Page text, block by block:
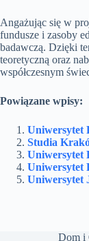
Angażując się w
fundusze i zasoby
badawczą. Dzięki
teoretyczną oraz
współczesnym
Powiązane wpisy:
Uniwersytet
Studia
Uniwersytet
Uniwersytet
Uniwersytet
Dom i